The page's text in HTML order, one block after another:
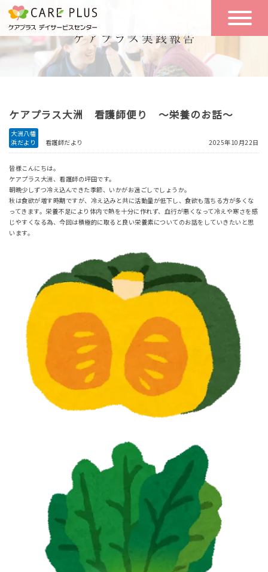
こんな方に
おすすめ
一日の流れ
一日体験
空き状況
リクルート
ケアプラス大洲 看護師便り ～栄養のお話～
大洲八幡
浜だより
看護師だより 2025年10月22日
皆様こんにちは。
ケアプラス大洲、看護師の坪田です。
朝晩少しずつ冷え込んできた季節、いかがお過ごしでしょうか。
秋は食欲が増す時期ですが、冷え込みと共に活動量が低下し、食欲も落ちる方が多くな
ってきます。栄養不足により体内で熱を十分に作れず、血行が悪くなって冷えや寒さを感
じやすくなる為、今回は積極的に取ると良い栄養素についてのお話をしていきたいと思
います。